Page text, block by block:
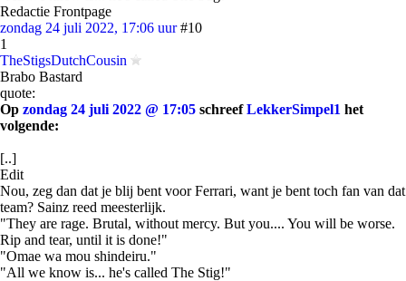
Redactie Frontpage
zondag 24 juli 2022, 17:06 uur #10
1
TheStigsDutchCousin
Brabo Bastard
quote:
Op zondag 24 juli 2022 @ 17:05 schreefLekkerSimpel1 het
volgende:
[..]
Edit
Nou, zeg dan dat je blij bent voor Ferrari, want je bent toch fan van dat
team? Sainz reed meesterlijk.
"They are rage. Brutal, without mercy. But you.... You will be worse.
Rip and tear, until it is done!"
"Omae wa mou shindeiru."
"All we know is... he's called The Stig!"